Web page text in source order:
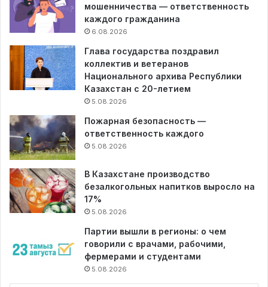
мошенничества — ответственность
каждого гражданина
6.08.2026
Глава государства поздравил
коллектив и ветеранов
Национального архива Республики
Казахстан с 20-летием
5.08.2026
Пожарная безопасность —
ответственность каждого
5.08.2026
В Казахстане производство
безалкогольных напитков выросло на
17%
5.08.2026
Партии вышли в регионы: о чем
говорили с врачами, рабочими,
фермерами и студентами
5.08.2026